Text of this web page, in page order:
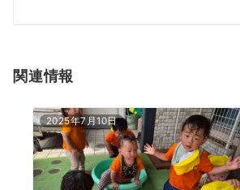
シ
ン
関連情報
2025年7月10日